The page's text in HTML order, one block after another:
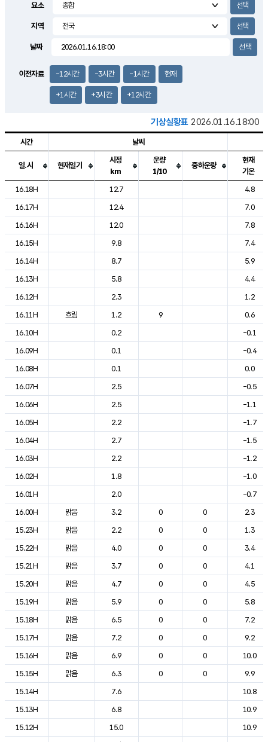
1.4m/s
요소
지역
날짜
이전자료 -12시간 -3시간 -1시간 현재
+1시간 +3시간 +12시간
기상실황표 2026.01.16.18:00
도시별 기상실황표로 지점, 날씨, 기온, 강수, 바람, 기압등을 안내한 표입
시간 날씨
일.시 현재일기
시정
km
운량
1/10
중하운량
현재
기온
16.18H
12.7
4.8
16.17H
12.4
7.0
16.16H
12.0
7.8
16.15H
9.8
7.4
16.14H
8.7
5.9
16.13H
5.8
4.4
16.12H
2.3
1.2
16.11H
흐림 1.2 9
0.6
16.10H
0.2
-0.1
16.09H
0.1
-0.4
16.08H
0.1
0.0
16.07H
2.5
-0.5
16.06H
2.5
-1.1
16.05H
2.2
-1.7
16.04H
2.7
-1.5
16.03H
2.2
-1.2
16.02H
1.8
-1.0
16.01H
2.0
-0.7
16.00H
맑음 3.2 0 0
2.3
15.23H
맑음 2.2 0 0
1.3
15.22H
맑음 4.0 0 0
3.4
15.21H
맑음 3.7 0 0
4.1
15.20H
맑음 4.7 0 0
4.5
15.19H
맑음 5.9 0 0
5.8
15.18H
맑음 6.5 0 0
7.2
15.17H
맑음 7.2 0 0
9.2
15.16H
맑음 6.9 0 0
10.0
15.15H
맑음 6.3 0 0
9.9
15.14H
7.6
10.8
15.13H
6.8
10.9
15.12H
15.0
10.9